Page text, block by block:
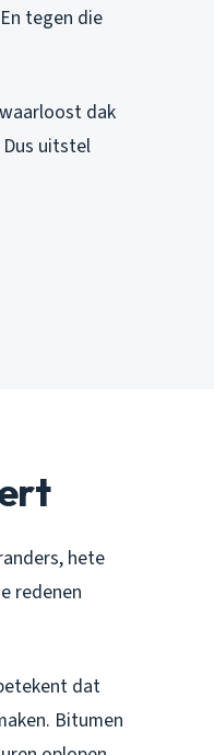
tegen die
dak
uitstel
hete
redenen
dat
Bitumen